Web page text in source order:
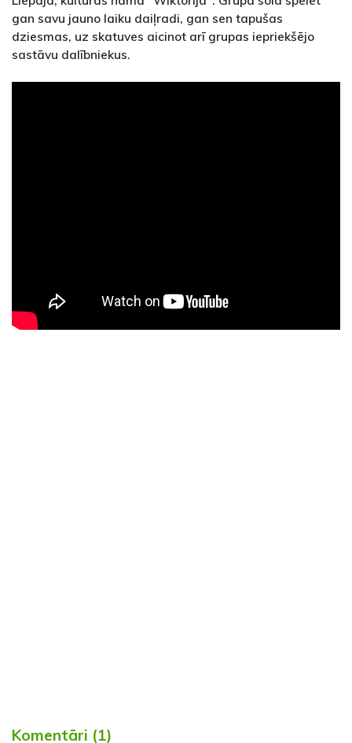
gan savu jauno laiku daiļradi, gan sen tapušas
dziesmas, uz skatuves aicinot arī grupas iepriekšējo
sastāvu dalībniekus.
Komentāri (1)